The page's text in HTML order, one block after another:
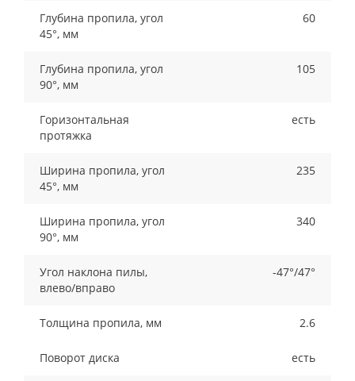
Глубина пропила, угол
45°, мм
60
Глубина пропила, угол
90°, мм
105
Горизонтальная
протяжка
есть
Ширина пропила, угол
45°, мм
235
Ширина пропила, угол
90°, мм
340
Угол наклона пилы,
влево/вправо
-47°/47°
Толщина пропила, мм 2.6
Поворот диска есть